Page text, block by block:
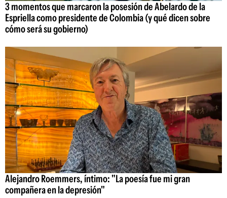
3 momentos que marcaron la posesión de Abelardo de la
Espriella como presidente de Colombia (y qué dicen sobre
cómo será su gobierno)
Alejandro Roemmers, íntimo: "La poesía fue mi gran
compañera en la depresión"